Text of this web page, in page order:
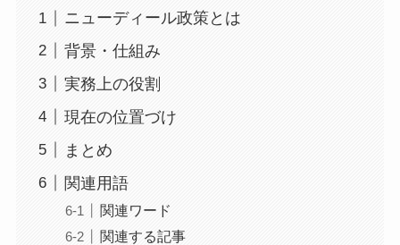
ニューディール政策とは
背景・仕組み
実務上の役割
現在の位置づけ
まとめ
関連用語
関連ワード
関連する記事